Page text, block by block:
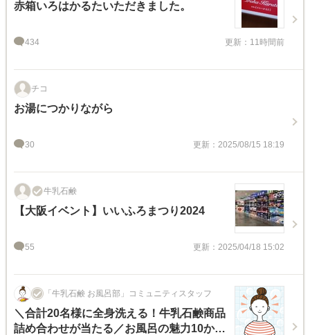
赤箱いろはかるたいただきました。
434 更新：11時間前
チコ
お湯につかりながら
30 更新：2025/08/15 18:19
牛乳石鹸
【大阪イベント】いいふろまつり2024
55 更新：2025/04/18 15:02
「牛乳石鹸 お風呂部」コミュニティスタッフ
＼合計20名様に全身洗える！牛乳石鹸商品
詰め合わせが当たる／お風呂の魅力10か条